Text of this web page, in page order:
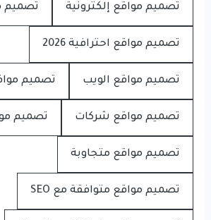
تصميم مواقع إلكترونية تصميم
تصميم مواقع احترافية 2026
تصميم مواقع الويب تصميم
تصميم مواقع شركات تصميم
تصميم مواقع متجاوبة
تصميم مواقع متوافقة مع SEO